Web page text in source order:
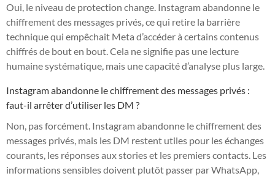
Oui, le niveau de protection change. Instagram abandonne le
chiffrement des messages privés, ce qui retire la barrière
technique qui empêchait Meta d’accéder à certains contenus
chiffrés de bout en bout. Cela ne signifie pas une lecture
humaine systématique, mais une capacité d’analyse plus large.
Instagram abandonne le chiffrement des messages privés :
faut-il arrêter d’utiliser les DM ?
Non, pas forcément. Instagram abandonne le chiffrement des
messages privés, mais les DM restent utiles pour les échanges
courants, les réponses aux stories et les premiers contacts. Les
informations sensibles doivent plutôt passer par WhatsApp,